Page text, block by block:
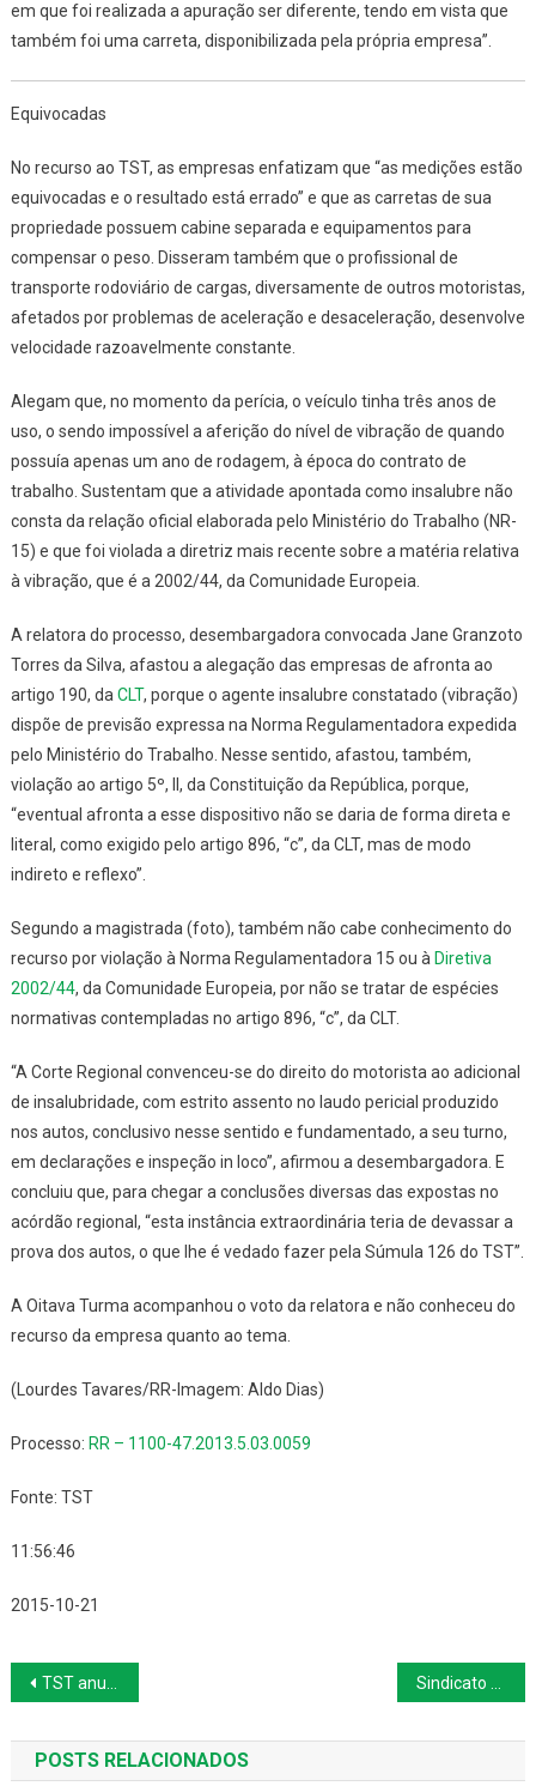
em que foi realizada a apuração ser diferente, tendo em vista que
também foi uma carreta, disponibilizada pela própria empresa”.
Equivocadas
No recurso ao TST, as empresas enfatizam que “as medições estão
equivocadas e o resultado está errado” e que as carretas de sua
propriedade possuem cabine separada e equipamentos para
compensar o peso. Disseram também que o profissional de
transporte rodoviário de cargas, diversamente de outros motoristas,
afetados por problemas de aceleração e desaceleração, desenvolve
velocidade razoavelmente constante.
Alegam que, no momento da perícia, o veículo tinha três anos de
uso, o sendo impossível a aferição do nível de vibração de quando
possuía apenas um ano de rodagem, à época do contrato de
trabalho. Sustentam que a atividade apontada como insalubre não
consta da relação oficial elaborada pelo Ministério do Trabalho (NR-
15) e que foi violada a diretriz mais recente sobre a matéria relativa
à vibração, que é a 2002/44, da Comunidade Europeia.
A relatora do processo, desembargadora convocada Jane Granzoto
Torres da Silva, afastou a alegação das empresas de afronta ao
artigo 190, da CLT, porque o agente insalubre constatado (vibração)
dispõe de previsão expressa na Norma Regulamentadora expedida
pelo Ministério do Trabalho. Nesse sentido, afastou, também,
violação ao artigo 5º, II, da Constituição da República, porque,
“eventual afronta a esse dispositivo não se daria de forma direta e
literal, como exigido pelo artigo 896, “c”, da CLT, mas de modo
indireto e reflexo”.
Segundo a magistrada (foto), também não cabe conhecimento do
recurso por violação à Norma Regulamentadora 15 ou à Diretiva
2002/44, da Comunidade Europeia, por não se tratar de espécies
normativas contempladas no artigo 896, “c”, da CLT.
“A Corte Regional convenceu-se do direito do motorista ao adicional
de insalubridade, com estrito assento no laudo pericial produzido
nos autos, conclusivo nesse sentido e fundamentado, a seu turno,
em declarações e inspeção in loco”, afirmou a desembargadora. E
concluiu que, para chegar a conclusões diversas das expostas no
acórdão regional, “esta instância extraordinária teria de devassar a
prova dos autos, o que lhe é vedado fazer pela Súmula 126 do TST”.
A Oitava Turma acompanhou o voto da relatora e não conheceu do
recurso da empresa quanto ao tema.
(Lourdes Tavares/RR-Imagem: Aldo Dias)
Processo: RR – 1100-47.2013.5.03.0059
Fonte: TST
11:56:46
2015-10-21
Navegação
de
Post
TST anula restrição a atestados emitidos por médicos e dentistas de sindicatos no Pará
POSTS RELACIONADOS